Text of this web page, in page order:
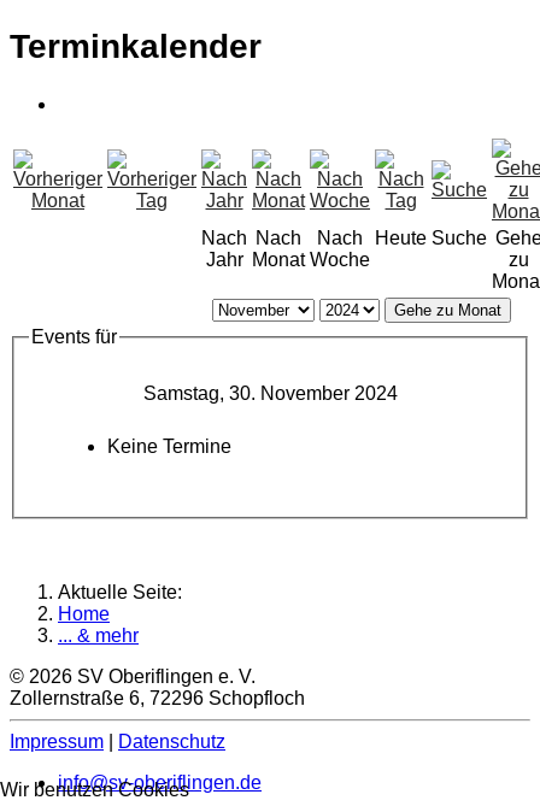
Terminkalender
Nach
Jahr
Nach
Monat
Nach
Woche
Heute Suche
zu
Gehe zu Monat
Events für
Samstag, 30. November 2024
Keine Termine
Aktuelle Seite:
Home
... & mehr
© 2026 SV Oberiflingen e. V.
Zollernstraße 6, 72296 Schopfloch
Impressum
Datenschutz
info@sv-oberiflingen.de
Wir benutzen Cookies